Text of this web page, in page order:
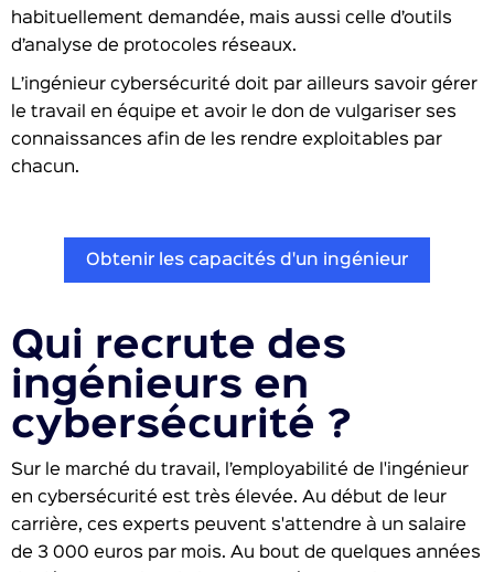
habituellement demandée, mais aussi celle d’outils
d’analyse de protocoles réseaux.
L’ingénieur cybersécurité doit par ailleurs savoir gérer
le travail en équipe et avoir le don de vulgariser ses
connaissances afin de les rendre exploitables par
chacun.
Obtenir les capacités d'un ingénieur
Qui recrute des
ingénieurs en
cybersécurité ?
Sur le marché du travail, l’employabilité de l'ingénieur
en cybersécurité est très élevée. Au début de leur
carrière, ces experts peuvent s'attendre à un salaire
de 3 000 euros par mois. Au bout de quelques années